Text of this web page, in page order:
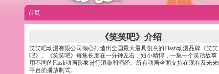
首页
《笑笑吧》介绍
笑笑吧动漫有限公司倾心打造出全国最大最具创意的Flash动漫品牌《笑笑
吧》。《笑笑吧》每集长度在一分钟左右，短小精悍，一集一个笑话故事
用不同的Flash动画形象进行渲染和演绎。所有动画全面支持在现有及未
平台的播放制式。